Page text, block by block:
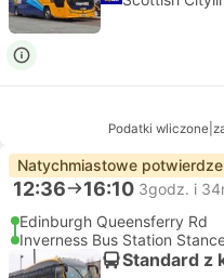
Podatki wliczone
Natychmiastowe
12:36 16:10 3godz. i
Edinburgh Queensferry Rd
Inverness Bus Station
Standard z